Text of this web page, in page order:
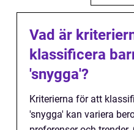
Vad är
klassificera
'snygga'?
Kriterierna för att
'snygga' kan variera